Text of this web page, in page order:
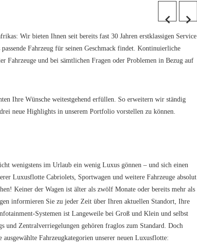
Wir bieten Ihnen seit bereits fast 30 Jahren erstklassigen Service
Fahrzeug für seinen Geschmack findet. Kontinuierliche
Fahrzeuge und bei sämtlichen Fragen oder Problemen in Bezug auf
Ihre Wünsche weitestgehend erfüllen. So erweitern wir ständig
neue Highlights in unserem Portfolio vorstellen zu können.
wenigstens im Urlaub ein wenig Luxus gönnen – und sich einen
Luxusflotte Cabriolets, Sportwagen und weitere Fahrzeuge absolut
Keiner der Wagen ist älter als zwölf Monate oder bereits mehr als
informieren Sie zu jeder Zeit über Ihren aktuellen Standort, Ihre
Systemen ist Langeweile bei Groß und Klein und selbst
und Zentralverriegelungen gehören fraglos zum Standard. Doch
Fahrzeugkategorien unserer neuen Luxusflotte: